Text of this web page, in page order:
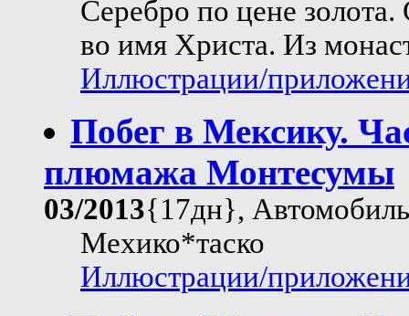
Серебро по цене
во имя Христа. Из
Иллюстрации/
Побег в Мексику.
плюмажа Монтесумы
03/2013{17дн}, Автомобиль
Мехико*таско
Иллюстрации/